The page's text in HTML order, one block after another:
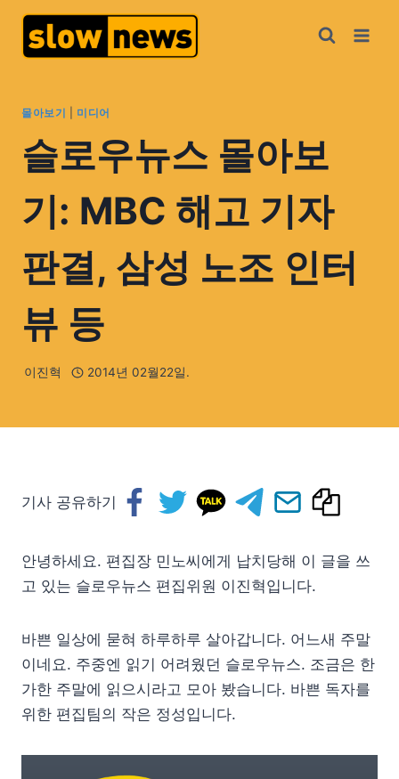
몰아보기 미디어
슬로우뉴스 몰아보
기: MBC 해고 기자
판결, 삼성 노조 인터
뷰 등
이진혁 2014년 02월22일.
기사 공유하기
안녕하세요. 편집장 민노씨에게 납치당해 이 글을 쓰
고 있는 슬로우뉴스 편집위원 이진혁입니다.
바쁜 일상에 묻혀 하루하루 살아갑니다. 어느새 주말
이네요. 주중엔 읽기 어려웠던 슬로우뉴스. 조금은 한
가한 주말에 읽으시라고 모아 봤습니다. 바쁜 독자를
위한 편집팀의 작은 정성입니다.